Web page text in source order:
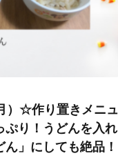
）☆作り置きメニュ
ぷり！うどんを入れ
」にしても絶品！